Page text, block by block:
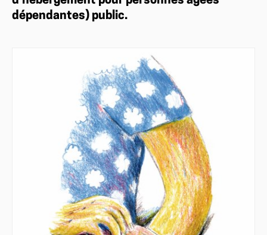
dépendantes) public.